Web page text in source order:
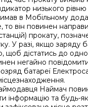
низького
в Мобільному
то він повинен
прокату,
У разі, якщо заряду
щоб дістатись до
негайно
батареї
Наймач
інформацію та будь-